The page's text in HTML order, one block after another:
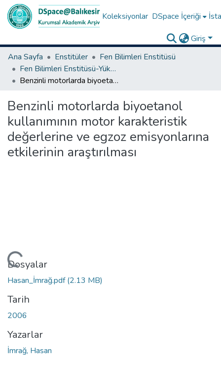
Koleksiyonlar DSpace İçeriği
Giriş
Ana Sayfa
Enstitüler
Fen Bilimleri Enstitüsü
Fen Bilimleri Enstitüsü-Yüksek Lisans Tezleri
Benzinli motorlarda biyoetanol kullanımının motor karakteristik değerlerine ve egzoz emisyonlarına etkilerinin araştırılması
Benzinli motorlarda biyoetanol
kullanımının motor karakteristik
değerlerine ve egzoz emisyonlarına
etkilerinin araştırılması
Dosyalar
Hasan_İmrağ.pdf(2.13 MB)
Tarih
2006
Yazarlar
İmrağ, Hasan